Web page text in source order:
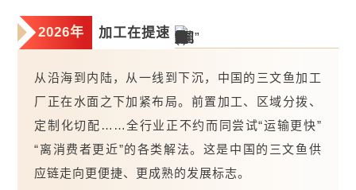
2026年 加工在提速
从沿海到内陆，从一线到下沉，中国的三文鱼加工
厂正在水面之下加紧布局。前置加工、区域分拨、
定制化切配……全行业正不约而同尝试“运输更快”
“离消费者更近”的各类解法。这是中国的三文鱼供
应链走向更便捷、更成熟的发展标志。